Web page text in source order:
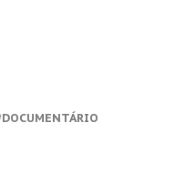
DOCUMENTÁRIO